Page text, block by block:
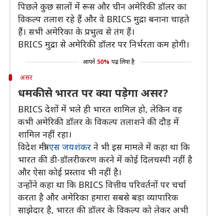
पिछले कुछ सालों में रूस और चीन अमेरिकी डॉलर का
विकल्प तलाश रहे हैं और वे BRICS मुद्रा बनाना चाहते
हैं। सभी अमेरिका के प्रभुत्व से तंग हैं।
BRICS मुद्रा से अमेरिकी डॉलर पर निर्भरता कम होगी।
आपने 50% पढ़ लिया है
असर
धमकी से भारत पर क्या पड़ेगा असर?
BRICS देशों में भले ही भारत शामिल हो, लेकिन वह
कभी अमेरिकी डॉलर के विकल्प तलाशने की दौड़ में
शामिल नहीं रहा।
विदेश मंत्रीएस जयशंकर ने भी इस मामले में कहा था कि
भारत की डी-डॉलरीकरण करने में कोई दिलचस्पी नहीं है
और ऐसा कोई प्रस्ताव भी नहीं है।
उन्होंने कहा था कि BRICS वित्तीय परिवर्तनों पर चर्चा
करता है और अमेरिका हमारा सबसे बड़ा व्यापारिक
साझेदार है, भारत की डॉलर के विकल्प को लेकर अभी